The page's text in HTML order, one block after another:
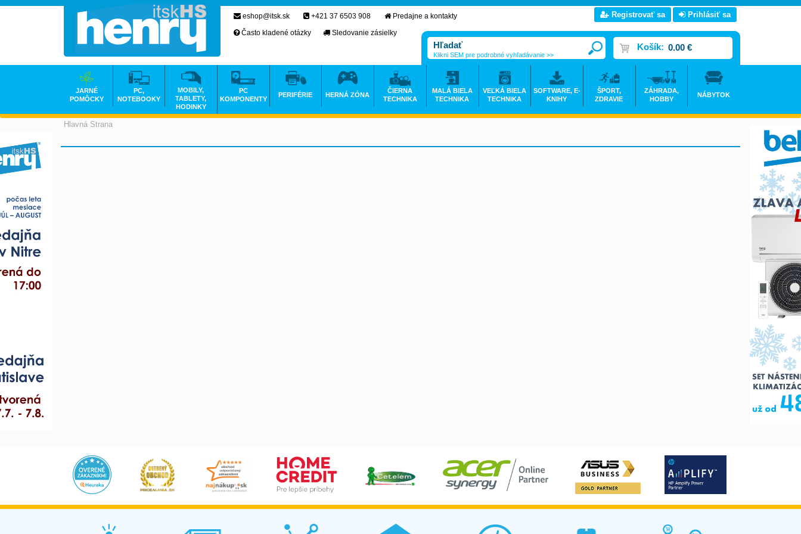
Hlavná Strana
eshop@itsk.sk +421 37 6503 908
Predajne a kontakty
Často kladené otázky
Sledovanie zásielky
Registrovať sa Prihlásiť sa
Košík: 0.00 €
Klikni SEM pre podrobné vyhľadávanie >>
JARNÉ
POMÔCKY
PC,
NOTEBOOKY
MOBILY,
TABLETY,
HODINKY
PC
KOMPONENTY
PERIFÉRIE HERNÁ ZÓNA
ČIERNA
TECHNIKA
MALÁ BIELA
TECHNIKA
VEĽKÁ BIELA
TECHNIKA
SOFTWARE, E-
KNIHY
ŠPORT,
ZDRAVIE
ZÁHRADA,
HOBBY
NÁBYTOK